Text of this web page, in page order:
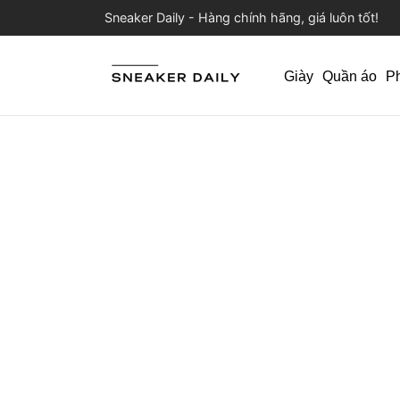
Sneaker Daily - Hàng chính hãng, giá luôn tốt!
Giày Quần áo